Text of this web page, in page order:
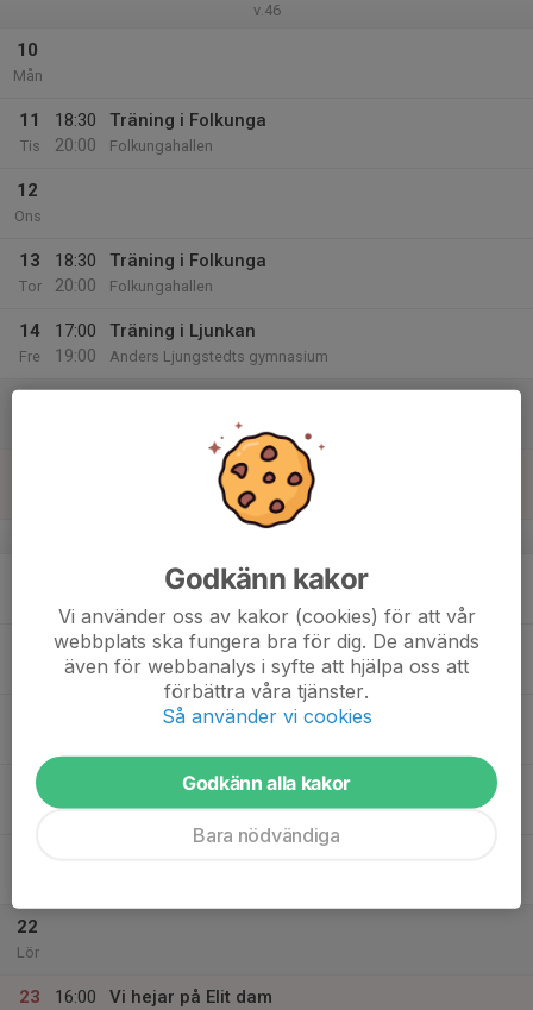
v.46
10
Mån
11
Tis
18:30
20:00
Träning i Folkunga
Folkungahallen
12
Ons
13
Tor
18:30
20:00
Träning i Folkunga
Folkungahallen
14
Fre
17:00
19:00
Träning i Ljunkan
Anders Ljungstedts gymnasium
Folkungahallen, Linköping
18:30
20:00
Träning i Folkunga
Folkungahallen
20
20:00
Träning i Folkunga
Folkungahallen
22
Lör
23
16:00
Vi hejar på Elit dam
Godkänn kakor
Vi använder oss av kakor (cookies) för att vår
webbplats ska fungera bra för dig. De används
även för webbanalys i syfte att hjälpa oss att
förbättra våra tjänster.
Så använder vi cookies
Godkänn alla kakor
Bara nödvändiga